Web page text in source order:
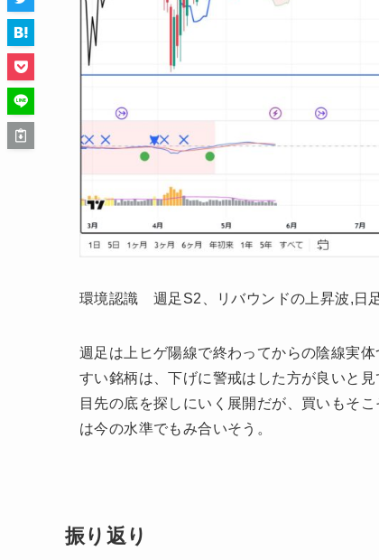
環境認識 週足S2、リバウンドの上昇波,日
週足は上ヒゲ陽線で終わってからの陰線実
すい銘柄は、下げに警戒はした方が良いと見
目先の底を探しにいく展開だが、買いもそ
は今の水準でもみ合いそう。
振り返り